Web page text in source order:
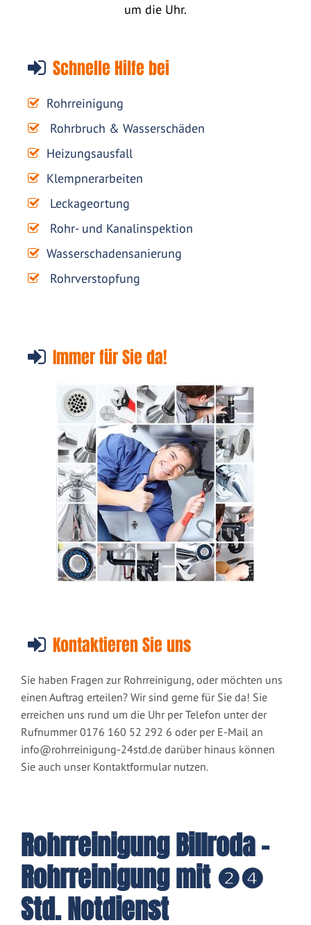
um die Uhr.
Schnelle Hilfe bei
Rohrreinigung
Rohrbruch & Wasserschäden
Heizungsausfall
Klempnerarbeiten
Leckageortung
Rohr- und Kanalinspektion
Wasserschadensanierung
Rohrverstopfung
Immer für Sie da!
Kontaktieren Sie uns
Sie haben Fragen zur Rohrreinigung, oder möchten uns
einen Auftrag erteilen? Wir sind gerne für Sie da! Sie
erreichen uns rund um die Uhr per Telefon unter der
Rufnummer 0176 160 52 292 6 oder per E-Mail an
info@rohrreinigung-24std.de darüber hinaus können
Sie auch unser Kontaktformular nutzen.
Rohrreinigung Billroda -
Rohrreinigung mit ❷❹
Std. Notdienst